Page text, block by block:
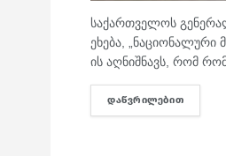
საქართველოს
ეხება, „ნაციონალური
ის აღნიშნავს, რომ
ᲓᲐᲬᲕᲠᲘᲚᲔᲑᲘᲗ